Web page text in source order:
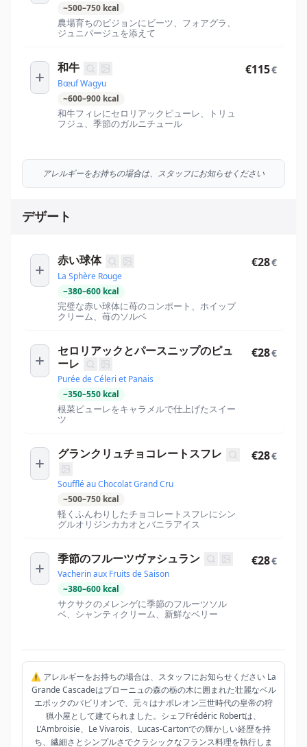
~500–750 kcal
農場育ちのピジョンにビーツ、フォアグラ、
ジュニパージュを添えて
和牛
Bœuf Wagyu
~600–900 kcal
和牛フィレにセロリアックピューレ、トリュ
フジュ、季節のガルニチュール
€115€
アレルギーをお持ちの場合は、スタッフにお知らせください
デザート
赤い球体
La Sphère Rouge
~380–600 kcal
完璧な赤い球体に苺のコンポート、ホイップ
クリーム、苺のソルベ
€28€
セロリアックとパースニップのピュ
ーレ
Purée de Céleri et Panais
~350–550 kcal
根菜ピューレをキャラメルで仕上げたスイー
ツ
€28€
グランクリュチョコレートスフレ
Soufflé au Chocolat Grand Cru
~500–750 kcal
軽くふんわりしたチョコレートスフレにシン
グルオリジンカカオとバニラアイス
€28€
季節のフルーツヴァシュラン
Vacherin aux Fruits de Saison
~380–600 kcal
サクサクのメレンゲに季節のフルーツソル
ベ、シャンティクリーム、新鮮なベリー
€28€
⚠️ アレルギーをお持ちの場合は、スタッフにお知らせください La
Grande Cascadeはブローニュの森の栃の木に囲まれた壮麗なベル
エポックのパビリオンで、元々はナポレオン三世時代の皇帝の狩
猟小屋として建てられました。シェフFrédéric Robertは、
L'Ambroisie、Le Vivarois、Lucas-Cartonでの輝かしい経歴を持
ち、繊細さとシンプルさでクラシックなフランス料理を執行しま